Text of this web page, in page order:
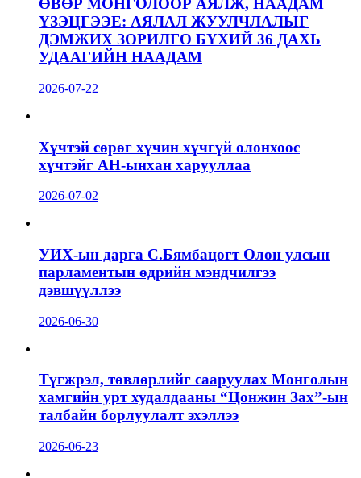
ӨВӨР МОНГОЛООР АЯЛЖ, НААДАМ
ҮЗЭЦГЭЭЕ: АЯЛАЛ ЖУУЛЧЛАЛЫГ
ДЭМЖИХ ЗОРИЛГО БҮХИЙ 36 ДАХЬ
УДААГИЙН НААДАМ
2026-07-22
Хүчтэй сөрөг хүчин хүчгүй олонхоос
хүчтэйг АН-ынхан харууллаа
2026-07-02
УИХ-ын дарга С.Бямбацогт Олон улсын
парламентын өдрийн мэндчилгээ
дэвшүүллээ
2026-06-30
Түгжрэл, төвлөрлийг сааруулах Монголын
хамгийн урт худалдааны “Цонжин Зах”-ын
талбайн борлуулалт эхэллээ
2026-06-23